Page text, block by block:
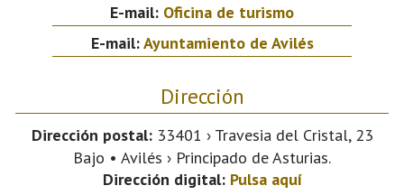
E-mail: Oficina de turismo
E-mail:Ayuntamiento de Avilés
Dirección
Dirección postal:33401 › Travesia del Cristal, 23
Bajo • Avilés › Principado de Asturias.
Dirección digital: Pulsa aquí